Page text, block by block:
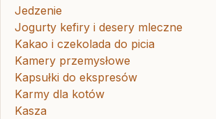
Jedzenie
Jogurty kefiry i desery mleczne
Kakao i czekolada do picia
Kamery przemysłowe
Kapsułki do ekspresów
Karmy dla kotów
Kasza